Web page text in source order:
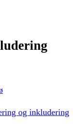
og inkludering